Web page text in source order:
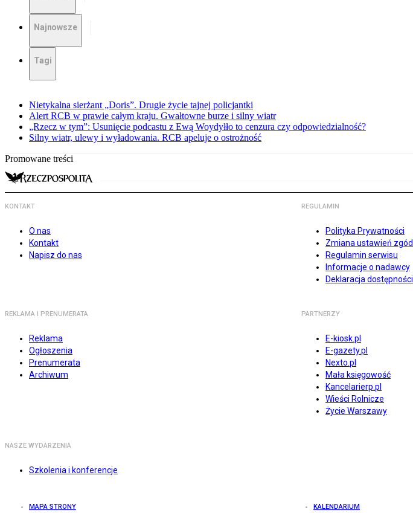
Najnowsze
Tagi
Nietykalna sierżant „Doris”. Drugie życie tajnej policjantki
Alert RCB w prawie całym kraju. Gwałtowne burze i silny wiatr
„Rzecz w tym”: Usunięcie podcastu z Ewą Woydyłło to cenzura czy odpowiedzialność?
Silny wiatr, ulewy i wyładowania. RCB apeluje o ostrożność
Promowane treści
KONTAKT
O nas
Kontakt
Napisz do nas
REGULAMIN
Polityka Prywatności
Zmiana ustawień zgód
Regulamin serwisu
Informacje o nadawcy
Deklaracja dostępności
REKLAMA I PRENUMERATA
Reklama
Ogłoszenia
Prenumerata
Archiwum
PARTNERZY
E-kiosk.pl
E-gazety.pl
Nexto.pl
Mała księgowość
Kancelarierp.pl
Wieści Rolnicze
Życie Warszawy
NASZE WYDARZENIA
Szkolenia i konferencje
MAPA STRONY KALENDARIUM